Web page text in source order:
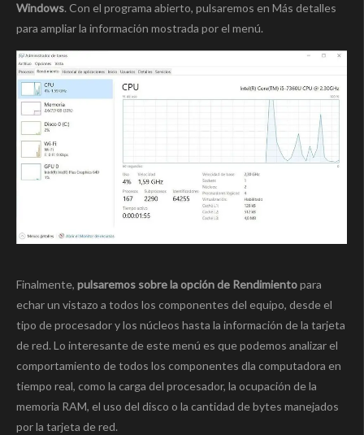
Windows. Con el programa abierto, pulsaremos en Más detalles
para ampliar la información mostrada por el menú.
Finalmente, pulsaremos sobre la opción de Rendimientopara
echar un vistazo a todos los componentes del equipo, desde el
tipo de procesador y los núcleos hasta la información de la tarjeta
de red. Lo interesante de este menú es que podemos analizar el
comportamiento de todos los componentes dla computadora en
tiempo real, como la carga del procesador, la ocupación de la
memoria RAM, el uso del disco o la cantidad de bytes manejados
por la tarjeta de red.